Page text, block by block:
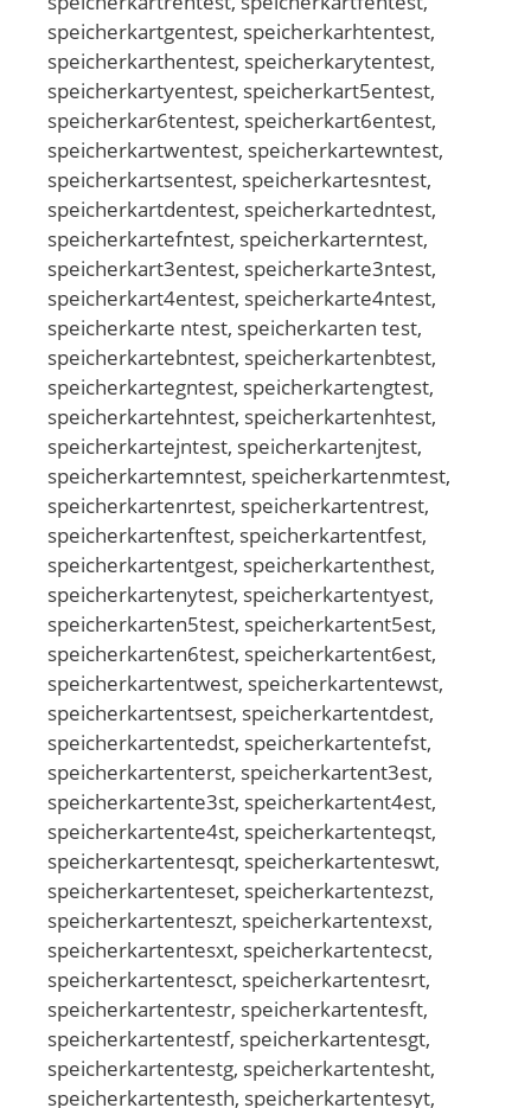
speicherkartgentest, speicherkarhtentest,
speicherkarthentest, speicherkarytentest,
speicherkartyentest, speicherkart5entest,
speicherkar6tentest, speicherkart6entest,
speicherkartwentest, speicherkartewntest,
speicherkartsentest, speicherkartesntest,
speicherkartdentest, speicherkartedntest,
speicherkartefntest, speicherkarterntest,
speicherkart3entest, speicherkarte3ntest,
speicherkart4entest, speicherkarte4ntest,
speicherkarte ntest, speicherkarten test,
speicherkartebntest, speicherkartenbtest,
speicherkartegntest, speicherkartengtest,
speicherkartehntest, speicherkartenhtest,
speicherkartejntest, speicherkartenjtest,
speicherkartemntest, speicherkartenmtest,
speicherkartenrtest, speicherkartentrest,
speicherkartenftest, speicherkartentfest,
speicherkartentgest, speicherkartenthest,
speicherkartenytest, speicherkartentyest,
speicherkarten5test, speicherkartent5est,
speicherkarten6test, speicherkartent6est,
speicherkartentwest, speicherkartentewst,
speicherkartentsest, speicherkartentdest,
speicherkartentedst, speicherkartentefst,
speicherkartenterst, speicherkartent3est,
speicherkartente3st, speicherkartent4est,
speicherkartente4st, speicherkartenteqst,
speicherkartentesqt, speicherkartenteswt,
speicherkartenteset, speicherkartentezst,
speicherkartenteszt, speicherkartentexst,
speicherkartentesxt, speicherkartentecst,
speicherkartentesct, speicherkartentesrt,
speicherkartentestr, speicherkartentesft,
speicherkartentestf, speicherkartentesgt,
speicherkartentestg, speicherkartentesht,
speicherkartentesth, speicherkartentesyt,